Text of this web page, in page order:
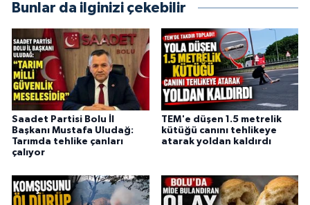
Bunlar da ilginizi çekebilir
Saadet Partisi Bolu İl
Başkanı Mustafa Uludağ:
Tarımda tehlike çanları
çalıyor
TEM'e düşen 1.5 metrelik
kütüğü canını tehlikeye
atarak yoldan kaldırdı